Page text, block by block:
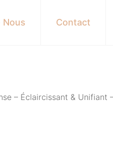
Nous Contact
– Éclaircissant & Unifiant